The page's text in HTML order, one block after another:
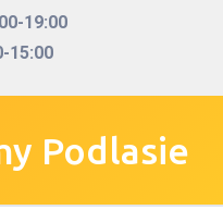
19:00
15:00
Podlasie